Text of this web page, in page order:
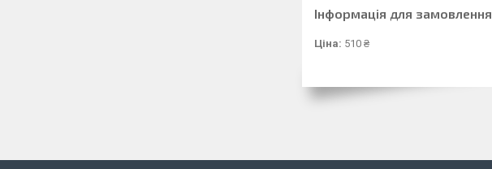
Інформація для замовлення
Ціна: 510 ₴